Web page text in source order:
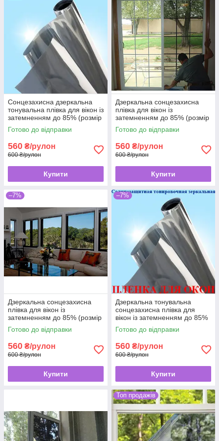
Сонцезахисна дзеркальна
тонувальна плівка для вікон із
затемненням до 85% (розмір
0,96х2,5 метра), Original
Готово до відправки
560 ₴/рулон
600 ₴/рулон
Купити
Дзеркальна сонцезахисна
плівка для вікон із
затемненням до 85% (розмір
0,96х2,5 метра), Original
Готово до відправки
560 ₴/рулон
600 ₴/рулон
Купити
–7%
Дзеркальна сонцезахисна
плівка для вікон із
затемненням до 85% (розмір
0,96х2,5 метра), Original
Готово до відправки
560 ₴/рулон
600 ₴/рулон
Купити
–7%
Дзеркальна тонувальна
сонцезахисна плівка для
вікон із затемненням до 85%
(розмір 0,96х2,5 метра),
Original
Готово до відправки
560 ₴/рулон
600 ₴/рулон
Купити
Топ продажів